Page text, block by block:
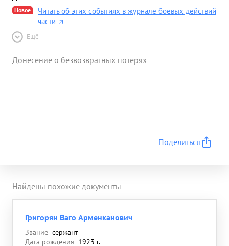
Новое
Читать об этих событиях в журнале боевых действий
части
Ещё
Донесение о безвозвратных потерях
Поделиться
Найдены похожие документы
Григорян Ваго Арменканович
Звание сержант
Дата рождения 1923 г.